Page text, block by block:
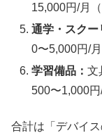
15,000円/月
通学・スクー
0〜5,000円/
学習備品：文
500〜1,000円/
合計は「デバイ